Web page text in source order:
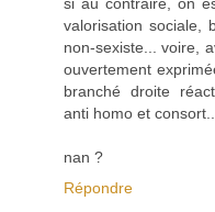
valorisation sociale,
non-sexiste... voire,
ouvertement
branché droite
anti homo et consort...
nan ?
Répondre